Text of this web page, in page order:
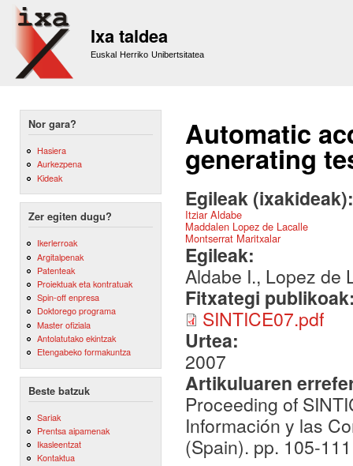
Ixa taldea
Euskal Herriko Unibertsitatea
Nor gara?
Hasiera
Aurkezpena
Kideak
Zer egiten dugu?
Ikerlerroak
Argitalpenak
Patenteak
Proiektuak eta kontratuak
Spin-off enpresa
Doktorego programa
Master ofiziala
Antolatutako ekintzak
Etengabeko formakuntza
Beste batzuk
Sariak
Prentsa aipamenak
Ikasleentzat
Kontaktua
Automatic
generating
Egileak
Itziar Aldabe
Maddalen Lopez de Lacalle
Montserrat Maritxalar
Egileak:
Aldabe I., Lopez de
Fitxategi
SINTICE07.pdf
Urtea:
2007
Artikuluaren
Proceeding of
Información y las
(Spain). pp. 105-